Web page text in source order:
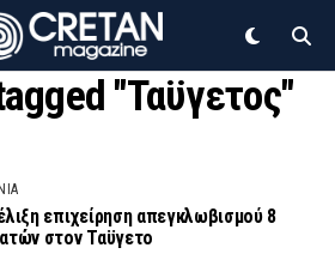
"Ταϋγετος"
επιχείρηση απεγκλωβισμού 8
στον Ταϋγετο